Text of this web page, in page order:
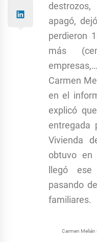
apagó,
perdieron
más
Carmen
en el
explicó
entregada
Vivienda
obtuvo en
llegó
pasando
familiares.
Carmen Melián